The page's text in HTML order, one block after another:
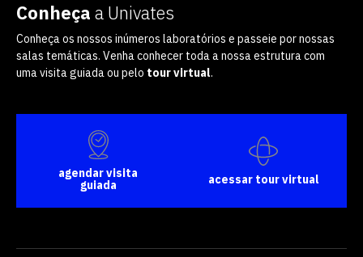
Conheça a Univates
Conheça os nossos inúmeros laboratórios e passeie por nossas
salas temáticas. Venha conhecer toda a nossa estrutura com
uma visita guiada ou pelo tour virtual.
agendar visita
guiada
acessar tour virtual